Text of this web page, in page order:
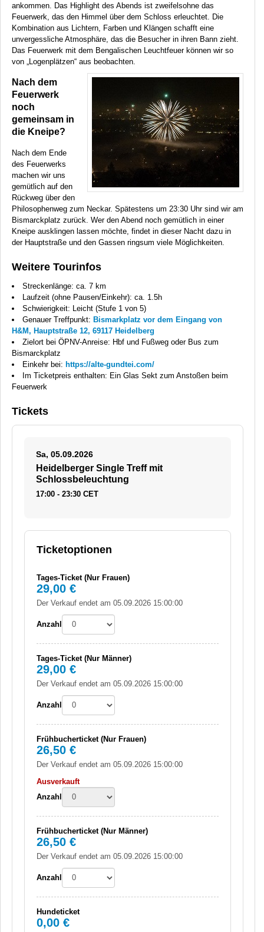
ankommen. Das Highlight des Abends ist zweifelsohne das
Feuerwerk, das den Himmel über dem Schloss erleuchtet. Die
Kombination aus Lichtern, Farben und Klängen schafft eine
unvergessliche Atmosphäre, das die Besucher in ihren Bann zieht.
Das Feuerwerk mit dem Bengalischen Leuchtfeuer können wir so
von „Logenplätzen“ aus beobachten.
Nach dem
Feuerwerk
noch
gemeinsam in
die Kneipe?
Nach dem Ende
des Feuerwerks
machen wir uns
gemütlich auf den
Rückweg über den
Philosophenweg zum Neckar. Spätestens um 23:30 Uhr sind wir am
Bismarckplatz zurück. Wer den Abend noch gemütlich in einer
Kneipe ausklingen lassen möchte, findet in dieser Nacht dazu in
der Hauptstraße und den Gassen ringsum viele Möglichkeiten.
Weitere Tourinfos
Streckenlänge: ca. 7 km
Laufzeit (ohne Pausen/Einkehr): ca. 1.5h
Schwierigkeit: Leicht (Stufe 1 von 5)
Genauer Treffpunkt: Bismarkplatz vor dem Eingang von
H&M, Hauptstraße 12, 69117 Heidelberg
Zielort bei ÖPNV-Anreise: Hbf und Fußweg oder Bus zum
Bismarckplatz
Einkehr bei: https://alte-gundtei.com/
Im Ticketpreis enthalten: Ein Glas Sekt zum Anstoßen beim
Feuerwerk
Tickets
Sa, 05.09.2026
Heidelberger Single Treff mit
Schlossbeleuchtung
17:00 - 23:30 CET
Ticketoptionen
Tages-Ticket (Nur Frauen)
29,00 €
Der Verkauf endet am 05.09.2026 15:00:00
Anzahl
Tages-Ticket (Nur Männer)
29,00 €
Der Verkauf endet am 05.09.2026 15:00:00
Anzahl
Frühbucherticket (Nur Frauen)
26,50 €
Der Verkauf endet am 05.09.2026 15:00:00
Ausverkauft
Anzahl
Frühbucherticket (Nur Männer)
26,50 €
Der Verkauf endet am 05.09.2026 15:00:00
Anzahl
Hundeticket
0,00 €